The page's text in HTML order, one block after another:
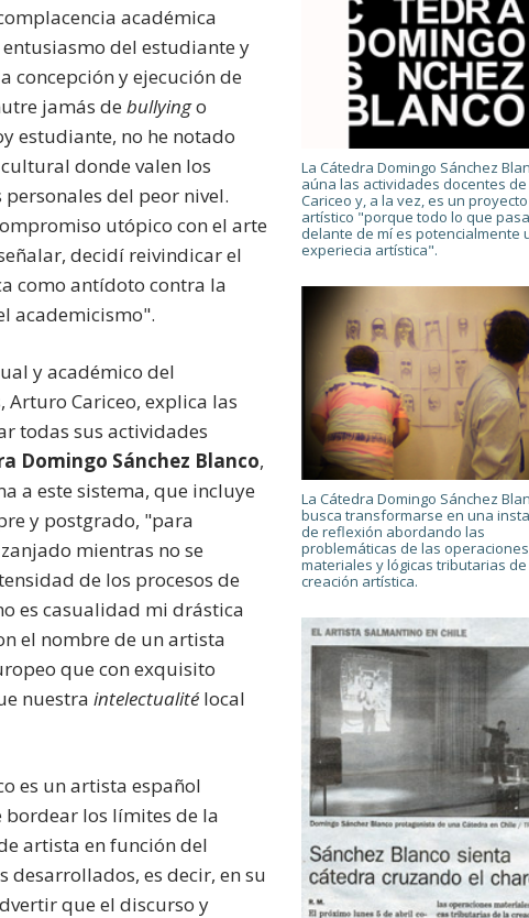
La Cátedra Domingo Sánchez
aúna las actividades docentes de
Cariceo y, a la vez, es un proyecto
artístico "porque todo lo que pasa
delante de mí es potencialmente
experiecia artística".
La Cátedra Domingo Sánchez
busca transformarse en una
de reflexión abordando las
problemáticas de las
materiales y lógicas tributarias de
creación artística.
académica
del estudiante y
concepción y ejecución de
jamás de bullyingo
estudiante, no he notado
donde valen los
del peor nivel.
utópico con el arte
decidí reivindicar el
como antídoto contra la
academicismo".
y académico del
Arturo Cariceo, explica las
todas sus actividades
Domingo Sánchez Blanco,
a este sistema, que incluye
y postgrado, "para
mientras no se
de los procesos de
es casualidad mi drástica
el nombre de un artista
que con exquisito
nuestra intelectualité local
es un artista español
los límites de la
artista en función del
desarrollados, es decir, en su
que el discurso y